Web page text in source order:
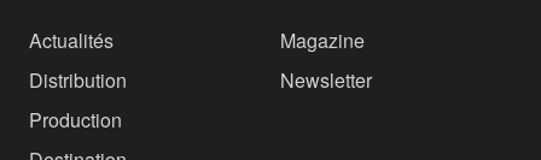
Actualités
Distribution
Production
Magazine
Newsletter